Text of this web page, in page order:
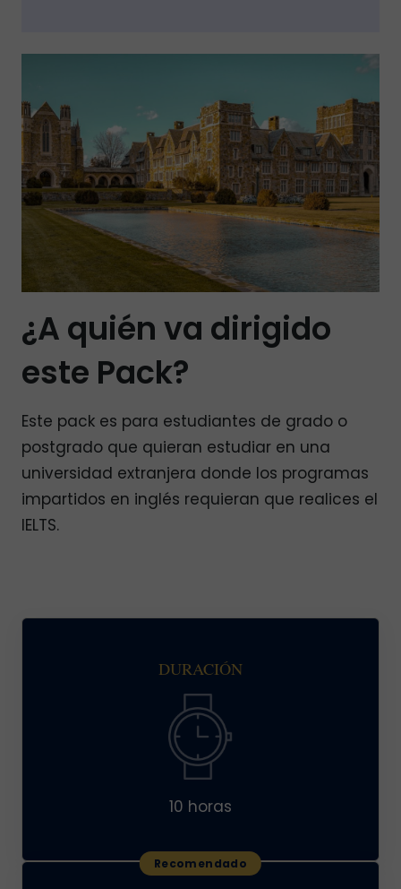
¿A quién va dirigido
este Pack?
Este pack es para estudiantes de grado o
postgrado que quieran estudiar en una
universidad extranjera donde los programas
impartidos en inglés requieran que realices el
IELTS.
DURACIÓN
10 horas